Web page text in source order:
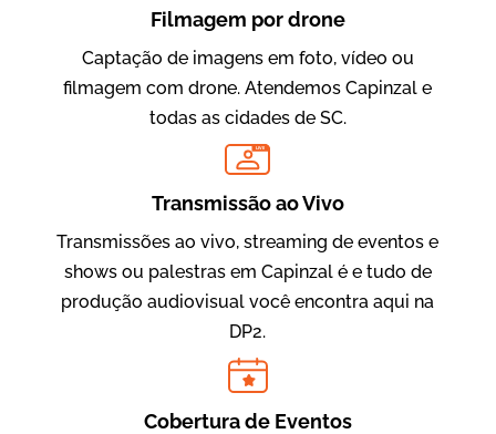
Evolucional
Vídeos para Treinamentos
Filmagem por drone
Captação de imagens em foto, vídeo ou
filmagem com drone. Atendemos Capinzal e
todas as cidades de SC.
LIVE
Transmissão ao Vivo
Transmissões ao vivo, streaming de eventos e
shows ou palestras em Capinzal é e tudo de
produção audiovisual você encontra aqui na
DP2.
Cobertura de Eventos